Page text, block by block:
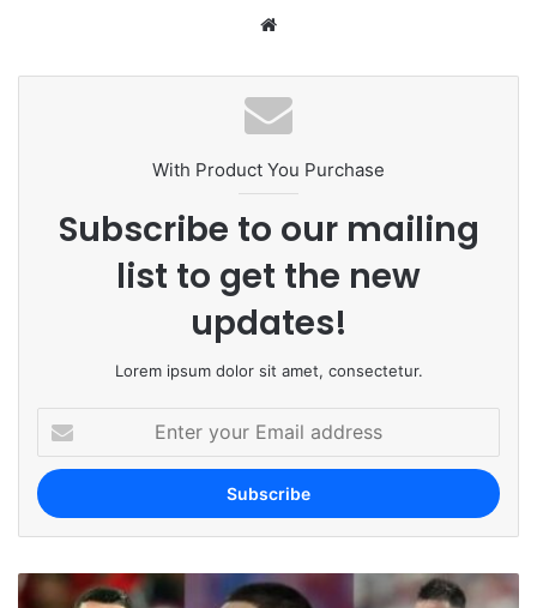
te
With Product You Purchase
Subscribe to our mailing
list to get the new
updates!
Lorem ipsum dolor sit amet, consectetur.
e
o